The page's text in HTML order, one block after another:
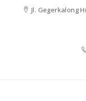
Jl. Gegerkalong